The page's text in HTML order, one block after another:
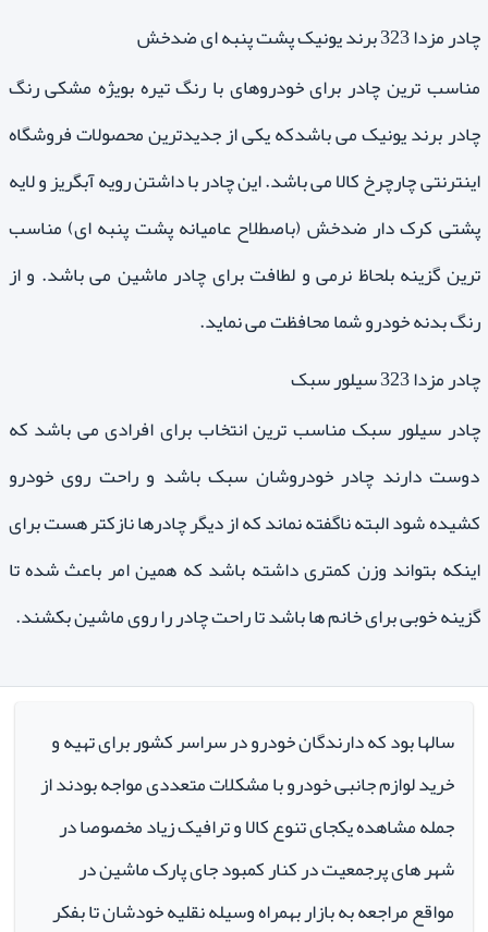
چادر مزدا 323 برند یونیک پشت پنبه ای ضدخش
مناسب ترین چادر برای خودروهای با رنگ تیره بویژه مشکی رنگ
چادر برند یونیک می باشدکه یکی از جدیدترین محصولات فروشگاه
اینترنتی چارچرخ کالا می باشد. این چادر با داشتن رویه آبگریز و لایه
پشتی کرک دار ضدخش (باصطلاح عامیانه پشت پنبه ای) مناسب
ترین گزینه بلحاظ نرمی و لطافت برای چادر ماشین می باشد. و از
رنگ بدنه خودرو شما محافظت می نماید.
چادر مزدا 323 سیلور سبک
چادر سیلور سبک مناسب ترین انتخاب برای افرادی می باشد که
دوست دارند چادر خودروشان سبک باشد و راحت روی خودرو
کشیده شود البته ناگفته نماند که از دیگر چادرها نازکتر هست برای
اینکه بتواند وزن کمتری داشته باشد که همین امر باعث شده تا
گزینه خوبی برای خانم ها باشد تا راحت چادر را روی ماشین بکشند.
سالها بود که دارندگان خودرو در سراسر کشور برای تهیه و
خرید لوازم جانبی خودرو با مشکلات متعددی مواجه بودند از
جمله مشاهده یکجای تنوع کالا و ترافیک زیاد مخصوصا در
شهر های پرجمعیت در کنار کمبود جای پارک ماشین در
مواقع مراجعه به بازار بهمراه وسیله نقلیه خودشان تا بفکر